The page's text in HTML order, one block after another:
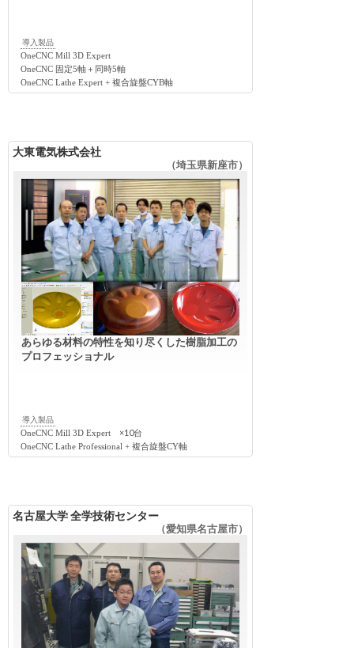
導入製品
OneCNC Mill 3D Expert
OneCNC 固定5軸＋同時5軸
OneCNC Lathe Expert + 複合旋盤CYB軸
大東電気株式会社
（埼玉県新座市）
あらゆる材料の特性を知り尽くした樹脂加工の
プロフェッショナル
導入製品
OneCNC Mill 3D Expert ×10台
OneCNC Lathe Professional + 複合旋盤CY軸
名古屋大学 全学技術センター
（愛知県名古屋市）